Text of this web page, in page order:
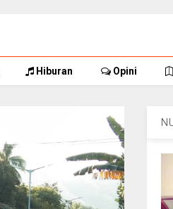
Hiburan Opini